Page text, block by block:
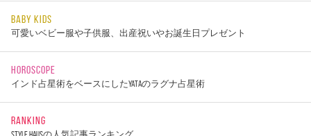
BABY KIDS
可愛いベビー服や子供服、出産祝いやお誕生日プレゼント
HOROSCOPE
インド占星術をベースにしたYATAのラグナ占星術
RANKING